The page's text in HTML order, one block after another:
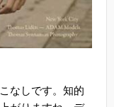
なしです。知的